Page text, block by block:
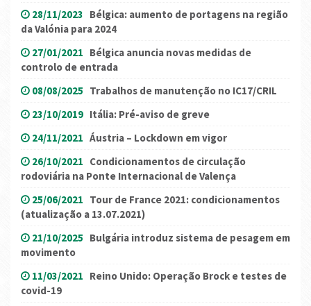
28/11/2023 Bélgica: aumento de portagens na região
da Valónia para 2024
27/01/2021 Bélgica anuncia novas medidas de
controlo de entrada
08/08/2025 Trabalhos de manutenção no IC17/CRIL
23/10/2019 Itália: Pré-aviso de greve
24/11/2021 Áustria – Lockdown em vigor
26/10/2021 Condicionamentos de circulação
rodoviária na Ponte Internacional de Valença
25/06/2021 Tour de France 2021: condicionamentos
(atualização a 13.07.2021)
21/10/2025 Bulgária introduz sistema de pesagem em
movimento
11/03/2021 Reino Unido: Operação Brock e testes de
covid-19